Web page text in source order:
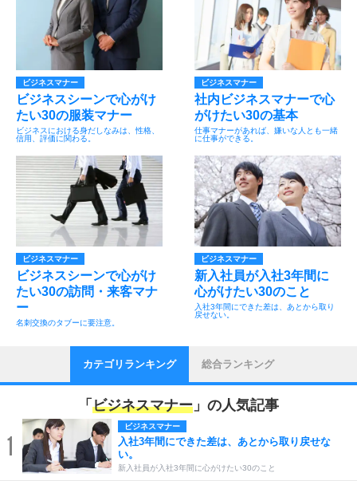
ビジネスマナー
ビジネスシーンで心がけ
たい30の服装マナー
ビジネスにおける身だしなみは、性格、
信用、評価に関わる。
ビジネスマナー
社内ビジネスマナーで心
がけたい30の基本
仕事マナーがあれば、嫌いな人とも一緒
に仕事ができる。
ビジネスマナー
ビジネスシーンで心がけ
たい30の訪問・来客マナ
ー
名刺交換のタブーに要注意。
ビジネスマナー
新入社員が入社3年間に
心がけたい30のこと
入社3年間にできた差は、あとから取り
戻せない。
カテゴリランキング 総合ランキング
「 ビジネスマナー 」の人気記事
1
ビジネスマナー
入社3年間にできた差は、あとから取り戻せな
い。
新入社員が入社3年間に心がけたい30のこと